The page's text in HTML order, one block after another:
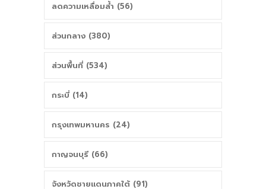
ลดความเหลื่อมล้ำ (56)
ส่วนกลาง (380)
ส่วนพื้นที่ (534)
กระบี่ (14)
กรุงเทพมหานคร (24)
กาญจนบุรี (66)
จังหวัดชายแดนภาคใต้ (91)